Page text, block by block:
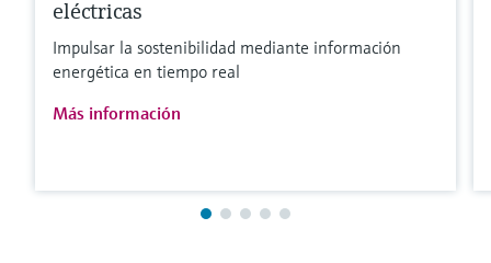
eléctricas
Impulsar la sostenibilidad mediante información
energética en tiempo real
Más información